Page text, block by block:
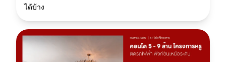
ได้บ้าง